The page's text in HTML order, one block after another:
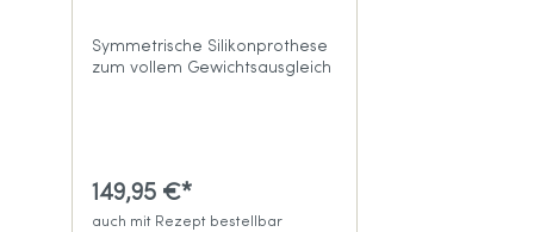
Symmetrische Silikonprothese
zum vollem Gewichtsausgleich
149,95 €*
auch mit Rezept bestellbar